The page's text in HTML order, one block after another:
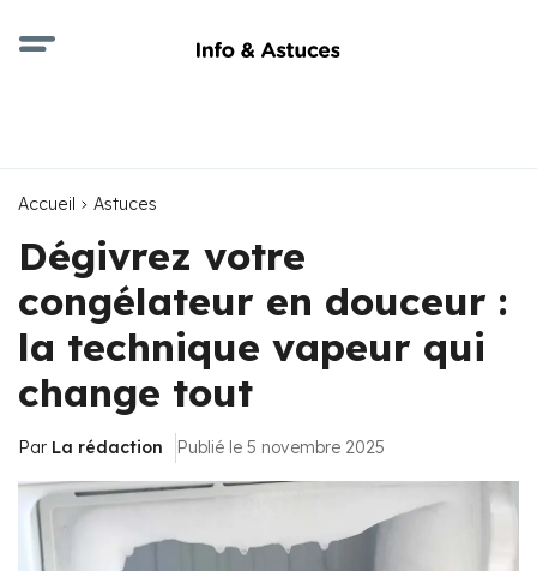
Accueil Astuces
Dégivrez votre
congélateur en douceur :
la technique vapeur qui
change tout
Par La rédaction Publié le 5 novembre 2025